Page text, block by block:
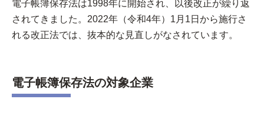
電子帳簿保存法は1998年に開始され、以後改正が繰り返
されてきました。2022年（令和4年）1月1日から施行さ
れる改正法では、抜本的な見直しがなされています。
電子帳簿保存法の対象企業